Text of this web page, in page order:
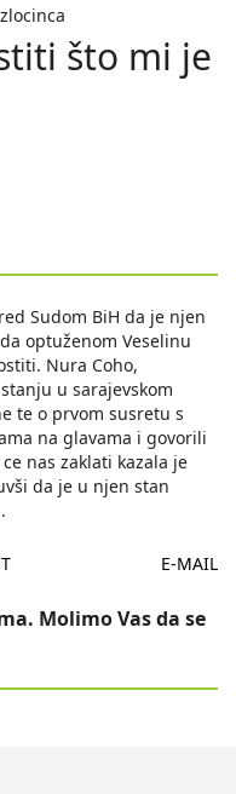
što mi je
Sudom BiH da je njen
optuženom Veselinu
Nura Coho,
u sarajevskom
te o prvom susretu s
na glavama i govorili
nas zaklati kazala je
da je u njen stan
E-MAIL
Molimo Vas da se